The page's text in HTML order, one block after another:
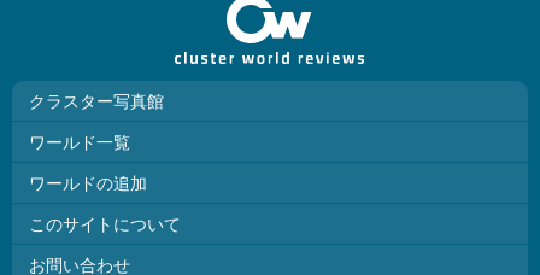
クラスター写真館
ワールド一覧
ワールドの追加
このサイトについて
お問い合わせ